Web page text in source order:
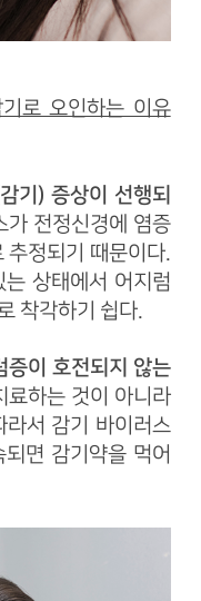
로 오인하는 이유
기) 증상이 선행되
가 전정신경에 염증
추정되기 때문이다.
상태에서 어지럼
착각하기 쉽다.
증이 호전되지 않는
료하는 것이 아니라
라서 감기 바이러스
면 감기약을 먹어